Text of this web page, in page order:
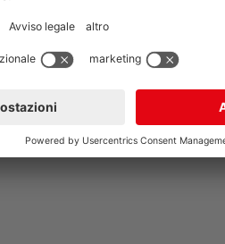
Roma
a slitta